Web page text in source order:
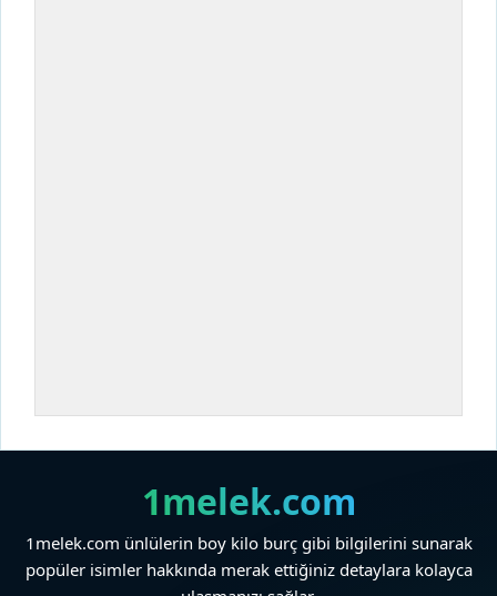
1melek.com
1melek.com ünlülerin boy kilo burç gibi bilgilerini sunarak
popüler isimler hakkında merak ettiğiniz detaylara kolayca